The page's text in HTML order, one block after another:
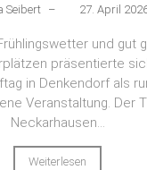
Seibert – 27. April
und gut
präsentierte
in Denkendorf als
Veranstaltung. Der
Neckarhausen...
Weiterlesen